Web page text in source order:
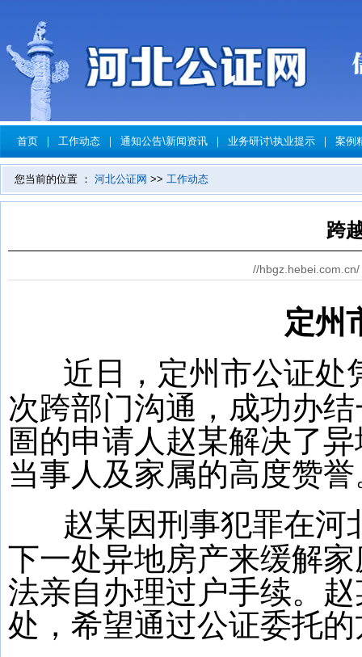
首页 ｜ 工作动态 ｜ 通知公告\新闻资讯 ｜ 业务研讨\执业提示 ｜ 案例
您当前的位置 ： 河北公证网 >> 工作动态
跨
//hbgz.hebei.com.cn/
定州
近日，定州市公证处
次跨部门沟通，成功办
圄的申请人赵某解决了
当事人及家属的高度赞誉
赵某因刑事犯罪在河
下一处异地房产来缓解
法亲自办理过户手续。
处，希望通过公证委托